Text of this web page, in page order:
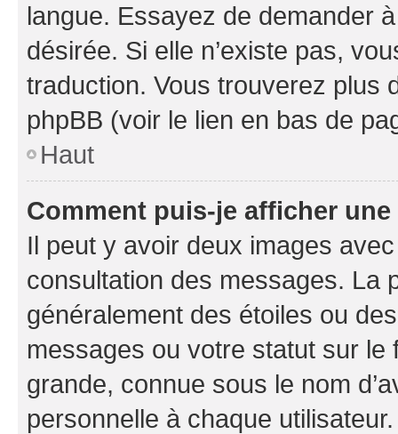
langue. Essayez de demander
désirée. Si elle n’existe pas,
traduction. Vous trouverez plus
phpBB (voir le lien en bas de
Haut
Comment puis-je afficher
Il peut y avoir deux images
consultation des messages. La
généralement des étoiles ou
messages ou votre statut sur
grande, connue sous le nom
personnelle à chaque utilisateur.